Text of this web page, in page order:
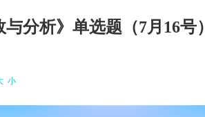
分析》单选题（7月16号）
小